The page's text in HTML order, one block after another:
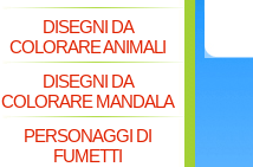
DISEGNI DA
COLORARE ANIMALI
DISEGNI DA
COLORARE MANDALA
PERSONAGGI DI
FUMETTI